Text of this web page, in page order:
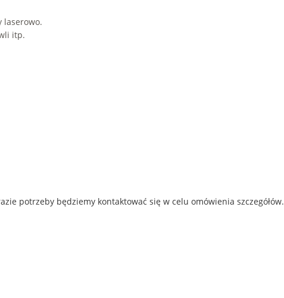
laserowo.
itp.
potrzeby będziemy kontaktować się w celu omówienia szczegółów.